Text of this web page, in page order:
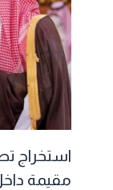
استخراج
مقيمة